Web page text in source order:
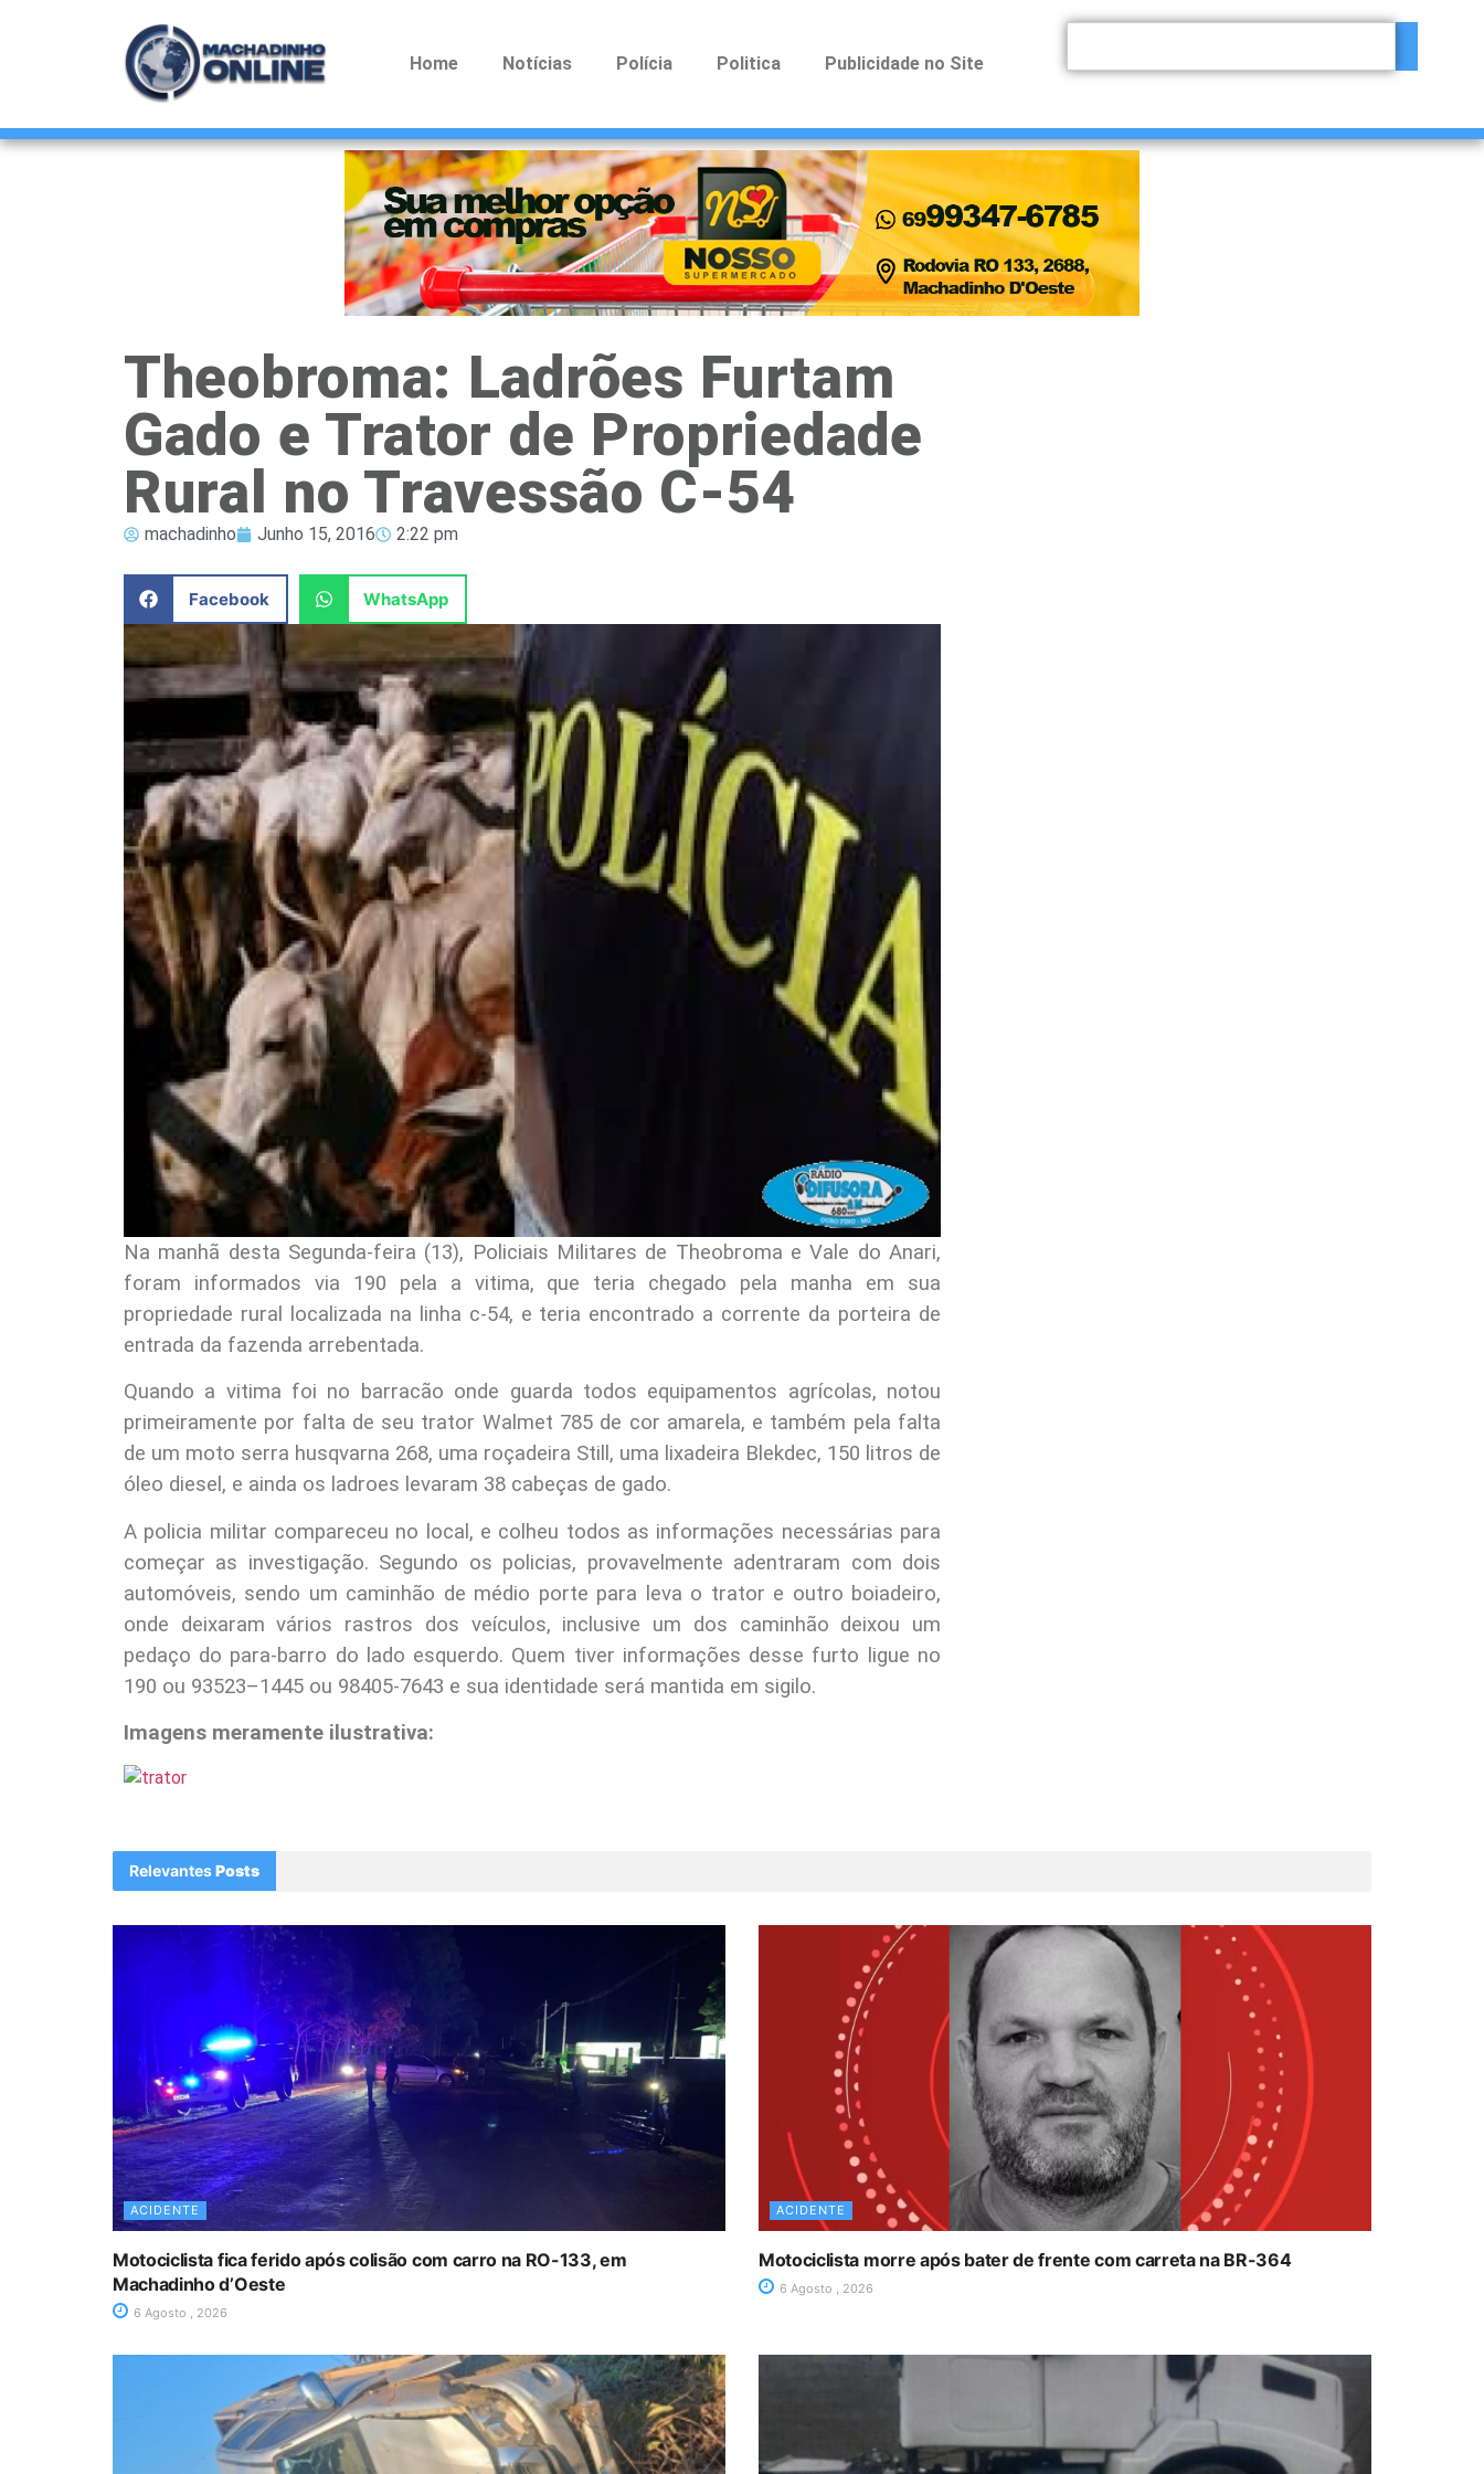
Home Notícias Polícia Politica Publicidade no Site
Theobroma: Ladrões Furtam
Gado e Trator de Propriedade
Rural no Travessão C-54
machadinho Junho 15, 2016 2:22 pm
Facebook WhatsApp
Na manhã desta Segunda-feira (13), Policiais Militares de Theobroma e Vale do Anari,
foram informados via 190 pela a vitima, que teria chegado pela manha em sua
propriedade rural localizada na linha c-54, e teria encontrado a corrente da porteira de
entrada da fazenda arrebentada.
Quando a vitima foi no barracão onde guarda todos equipamentos agrícolas, notou
primeiramente por falta de seu trator Walmet 785 de cor amarela, e também pela falta
de um moto serra husqvarna 268, uma roçadeira Still, uma lixadeira Blekdec, 150 litros de
óleo diesel, e ainda os ladroes levaram 38 cabeças de gado.
A policia militar compareceu no local, e colheu todos as informações necessárias para
começar as investigação. Segundo os policias, provavelmente adentraram com dois
automóveis, sendo um caminhão de médio porte para leva o trator e outro boiadeiro,
onde deixaram vários rastros dos veículos, inclusive um dos caminhão deixou um
pedaço do para-barro do lado esquerdo. Quem tiver informações desse furto ligue no
190 ou 93523–1445 ou 98405-7643 e sua identidade será mantida em sigilo.
Imagens meramente ilustrativa:
RelevantesPosts
ACIDENTE
Motociclista fica ferido após colisão com carro na RO-133, em
Machadinho d’Oeste
6 Agosto , 2026
ACIDENTE
Motociclista morre após bater de frente com carreta na BR-364
6 Agosto , 2026